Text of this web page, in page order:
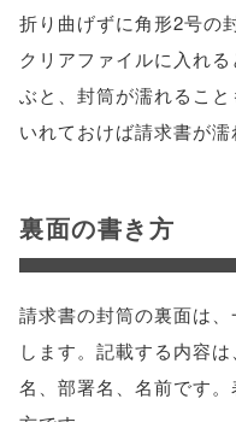
折り曲げずに角形2号の
クリアファイルに入れ
ぶと、封筒が濡れるこ
いれておけば請求書が濡
裏面の書き方
請求書の封筒の裏面は
します。記載する内容
名、部署名、名前です